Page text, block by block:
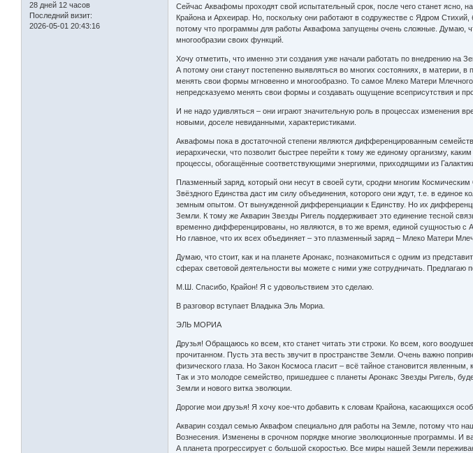
28 дней 12 часов
Последний визит:
2026-05-01 20:43:16
Сейчас Аквафомы проходят свой испытательный срок, после чего станет ясно,
Крайона и Археирар. Но, поскольку они работают в содружестве с Ядром
потому что программы для работы Аквафома запущены очень сложные. Думаю,
многообразии своих функций.
Хочу отметить, что именно эти создания уже начали работать по внедрению на
А потому они станут постепенно выявляться во многих состояниях, в материи,
менять свои формы мгновенно и многообразно. То самое Млеко Матери
непредсказуемо менять свои формы и создавать ощущение всеприсутствия и
И не надо удивляться – они играют значительную роль в процессах изменения
новыми, доселе невиданными, характеристиками.
Аквафомы пока в достаточной степени являются дифференцированным
иерархически, что позволит быстрее перейти к тому же единому организму,
процессы, обогащённые соответствующими энергиями, приходящими из
Плазменный заряд, который они несут в своей сути, сродни многим
Звёздного Единства даст им силу объединения, которого они ждут, т.е. в
земным опытом. От вынужденной дифференциации к Единству. Но их
Земли. К тому же Акварин Звезды Ригель поддерживает это единение тесной
временно дифференцированы, но являются, в то же время, единой сущностью с
Но главное, что их всех объединяет – это плазменный заряд – Млеко Матери
Думаю, что стоит, как и на планете Аронакс, познакомиться с одним из
сферах световой деятельности вы можете с ними уже сотрудничать. Предлагаю
М.Ш. Спасибо, Крайон! Я с удовольствием это сделаю.
В разговор вступает Владыка Эль Мориа.
ЭЛЬ МОРИА
Друзья! Обращаюсь ко всем, кто станет читать эти строки. Ко всем, кого
прочитанном. Пусть эта весть звучит в пространстве Земли. Очень важно
физического глаза. Но Закон Космоса гласит – всё тайное становится
Так и это молодое семейство, пришедшее с планеты Аронакс Звезды Ригель,
Земли и нового витка эволюции.
Дорогие мои друзья! Я хочу кое-что добавить к словам Крайона, касающихся
Акварин создал семью Аквафом специально для работы на Земле, потому что
Вознесения. Изменены в срочном порядке многие эволюционные программы. И
А планета прогрессирует с большой скоростью. Все миры нашей Земли